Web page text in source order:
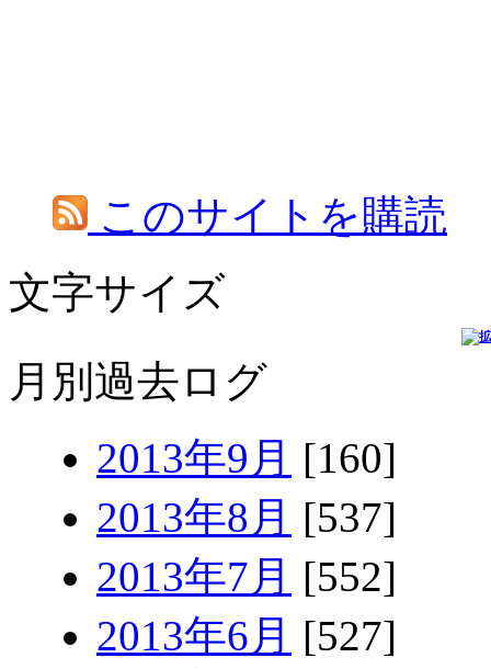
このサイトを購読
文字サイズ
月別過去ログ
2013年9月 [160]
2013年8月 [537]
2013年7月 [552]
2013年6月 [527]